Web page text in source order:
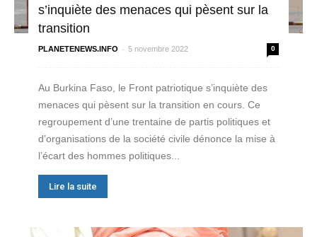
s’inquiète des menaces qui pèsent sur la
transition
PLANETENEWS.INFO - 5 novembre 2022 0
Au Burkina Faso, le Front patriotique s’inquiète des
menaces qui pèsent sur la transition en cours. Ce
regroupement d’une trentaine de partis politiques et
d’organisations de la société civile dénonce la mise à
l’écart des hommes politiques...
Lire la suite